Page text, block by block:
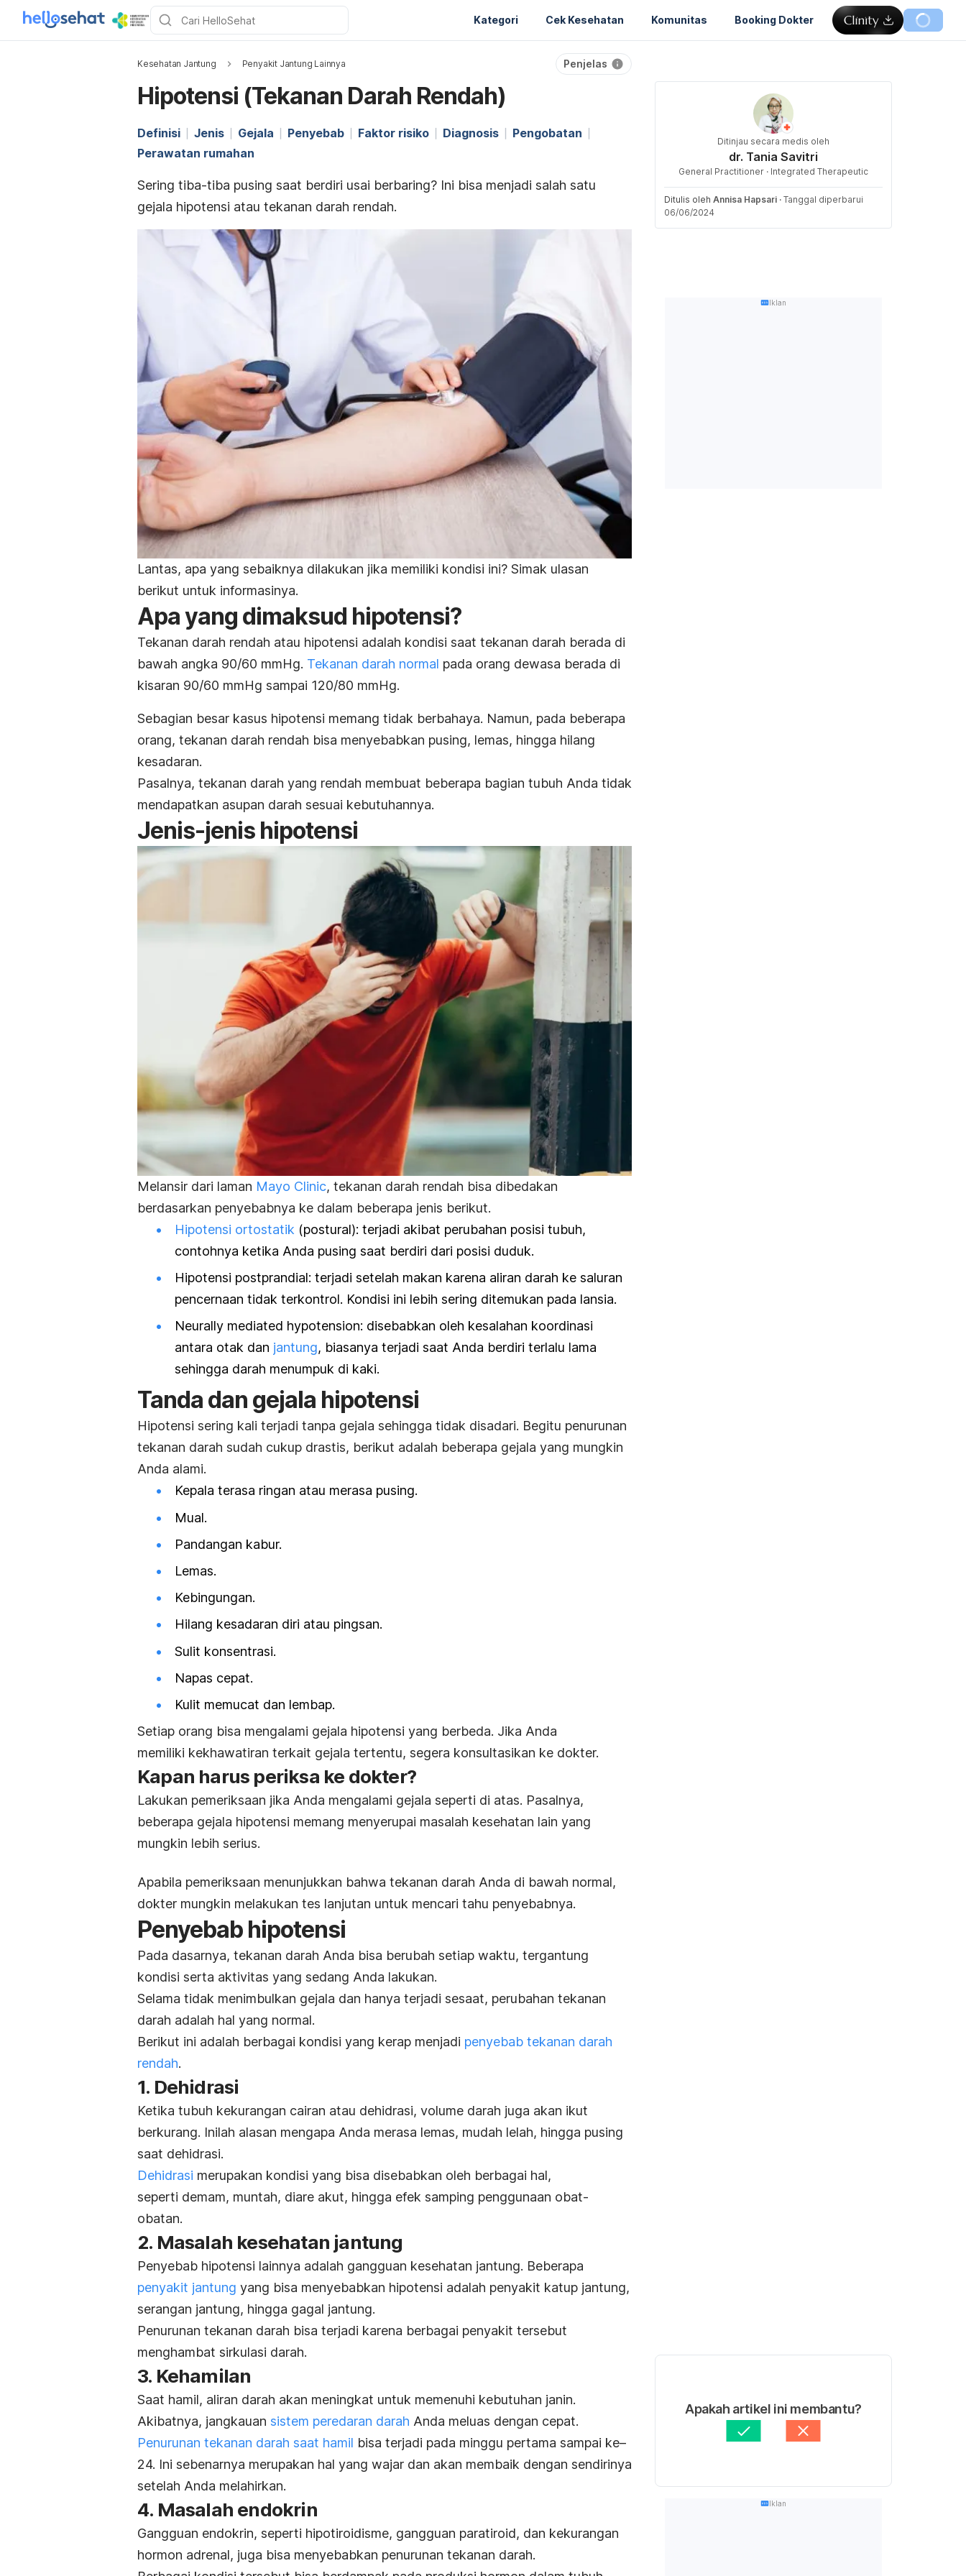
Kategori Cek Kesehatan Komunitas Booking Dokter
Kesehatan Jantung Penyakit Jantung Lainnya Penjelas
Hipotensi (Tekanan Darah Rendah)
Definisi Jenis Gejala Penyebab Faktor risiko Diagnosis
Pengobatan
Perawatan rumahan
Sering tiba-tiba pusing saat berdiri usai berbaring? Ini bisa menjadi salah satu
gejala hipotensi atau tekanan darah rendah.
Lantas, apa yang sebaiknya dilakukan jika memiliki kondisi ini? Simak ulasan
berikut untuk informasinya.
Apa yang dimaksud hipotensi?
Tekanan darah rendah atau hipotensi adalah kondisi saat tekanan darah berada di
bawah angka 90/60 mmHg. Tekanan darah normal pada orang dewasa berada di
kisaran 90/60 mmHg sampai 120/80 mmHg.
Sebagian besar kasus hipotensi memang tidak berbahaya. Namun, pada beberapa
orang, tekanan darah rendah bisa menyebabkan pusing, lemas, hingga hilang
kesadaran.
Pasalnya, tekanan darah yang rendah membuat beberapa bagian tubuh Anda tidak
mendapatkan asupan darah sesuai kebutuhannya.
Jenis-jenis hipotensi
Melansir dari laman Mayo Clinic, tekanan darah rendah bisa dibedakan
berdasarkan penyebabnya ke dalam beberapa jenis berikut.
Hipotensi ortostatik (postural): terjadi akibat perubahan posisi tubuh,
contohnya ketika Anda pusing saat berdiri dari posisi duduk.
Hipotensi postprandial: terjadi setelah makan karena aliran darah ke saluran
pencernaan tidak terkontrol. Kondisi ini lebih sering ditemukan pada lansia.
Neurally mediated hypotension: disebabkan oleh kesalahan koordinasi
antara otak dan jantung, biasanya terjadi saat Anda berdiri terlalu lama
sehingga darah menumpuk di kaki.
Tanda dan gejala hipotensi
Hipotensi sering kali terjadi tanpa gejala sehingga tidak disadari. Begitu penurunan
tekanan darah sudah cukup drastis, berikut adalah beberapa gejala yang mungkin
Anda alami.
Kepala terasa ringan atau merasa pusing.
Mual.
Pandangan kabur.
Lemas.
Kebingungan.
Hilang kesadaran diri atau pingsan.
Sulit konsentrasi.
Napas cepat.
Kulit memucat dan lembap.
Setiap orang bisa mengalami gejala hipotensi yang berbeda. Jika Anda
memiliki kekhawatiran terkait gejala tertentu, segera konsultasikan ke dokter.
Kapan harus periksa ke dokter?
Lakukan pemeriksaan jika Anda mengalami gejala seperti di atas. Pasalnya,
beberapa gejala hipotensi memang menyerupai masalah kesehatan lain yang
mungkin lebih serius.
Apabila pemeriksaan menunjukkan bahwa tekanan darah Anda di bawah normal,
dokter mungkin melakukan tes lanjutan untuk mencari tahu penyebabnya.
Penyebab hipotensi
Pada dasarnya, tekanan darah Anda bisa berubah setiap waktu, tergantung
kondisi serta aktivitas yang sedang Anda lakukan.
Selama tidak menimbulkan gejala dan hanya terjadi sesaat, perubahan tekanan
darah adalah hal yang normal.
Berikut ini adalah berbagai kondisi yang kerap menjadi penyebab tekanan darah
rendah.
1. Dehidrasi
Ketika tubuh kekurangan cairan atau dehidrasi, volume darah juga akan ikut
berkurang. Inilah alasan mengapa Anda merasa lemas, mudah lelah, hingga pusing
saat dehidrasi.
Dehidrasi merupakan kondisi yang bisa disebabkan oleh berbagai hal,
seperti demam, muntah, diare akut, hingga efek samping penggunaan obat-
obatan.
2. Masalah kesehatan jantung
Penyebab hipotensi lainnya adalah gangguan kesehatan jantung. Beberapa
penyakit jantung yang bisa menyebabkan hipotensi adalah penyakit katup jantung,
serangan jantung, hingga gagal jantung.
Penurunan tekanan darah bisa terjadi karena berbagai penyakit tersebut
menghambat sirkulasi darah.
3. Kehamilan
Saat hamil, aliran darah akan meningkat untuk memenuhi kebutuhan janin.
Akibatnya, jangkauan sistem peredaran darah Anda meluas dengan cepat.
Penurunan tekanan darah saat hamil bisa terjadi pada minggu pertama sampai ke–
24. Ini sebenarnya merupakan hal yang wajar dan akan membaik dengan sendirinya
setelah Anda melahirkan.
4. Masalah endokrin
Gangguan endokrin, seperti hipotiroidisme, gangguan paratiroid, dan kekurangan
hormon adrenal, juga bisa menyebabkan penurunan tekanan darah.
Ditinjau secara medis oleh
dr. Tania Savitri
General Practitioner · Integrated Therapeutic
Ditulis oleh Annisa Hapsari · Tanggal diperbarui
06/06/2024
Iklan
Apakah artikel ini membantu?
Iklan